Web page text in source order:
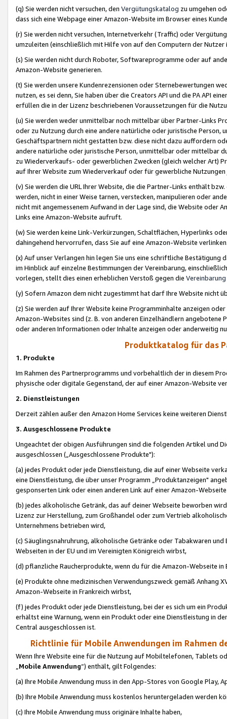
(q) Sie werden nicht versuchen, den Vergütungskatalog zu umgehen
dass sich eine Webpage einer Amazon-Website im Browser eines
(r) Sie werden nicht versuchen, Internetverkehr (Traffic) oder
umzuleiten (einschließlich mit Hilfe von auf den Computern der
(s) Sie werden nicht durch Roboter, Softwareprogramme oder auf
Amazon-Website generieren.
(t) Sie werden unsere Kundenrezensionen oder Sternebewertungen
nutzen, es sei denn, Sie haben über die Creators API und die PA API
erfüllen die in der Lizenz beschriebenen Voraussetzungen für die
(u) Sie werden weder unmittelbar noch mittelbar über Partner-Links
oder zu Nutzung durch eine andere natürliche oder juristische
Geschäftspartnern nicht gestatten bzw. diese nicht dazu auffordern
andere natürliche oder juristische Person, unmittelbar oder mittelbar
zu Wiederverkaufs- oder gewerblichen Zwecken (gleich welcher Art)
auf Ihrer Website zum Wiederverkauf oder für gewerbliche
(v) Sie werden die URL Ihrer Website, die die Partner-Links enthält
werden, nicht in einer Weise tarnen, verstecken, manipulieren oder
nicht mit angemessenem Aufwand in der Lage sind, die Website oder
Links eine Amazon-Website aufruft.
(w) Sie werden keine Link-Verkürzungen, Schaltflächen, Hyperlinks
dahingehend hervorrufen, dass Sie auf eine Amazon-Website
(x) Auf unser Verlangen hin legen Sie uns eine schriftliche
im Hinblick auf einzelne Bestimmungen der Vereinbarung,
vorlegen, stellt dies einen erheblichen Verstoß gegen die Vereinbarung
(y) Sofern Amazon dem nicht zugestimmt hat darf Ihre Website nicht
(z) Sie werden auf Ihrer Website keine Programminhalte anzeigen
Amazon-Websites sind (z. B. von anderen Einzelhändlern
oder anderen Informationen oder Inhalte anzeigen oder anderweitig
Produktkatalog für das
1. Produkte
Im Rahmen des Partnerprogramms und vorbehaltlich der in diesem
physische oder digitale Gegenstand, der auf einer Amazon-Website
2. Dienstleistungen
Derzeit zählen außer den Amazon Home Services keine weiteren
3. Ausgeschlossene Produkte
Ungeachtet der obigen Ausführungen sind die folgenden Artikel und
ausgeschlossen („Ausgeschlossene Produkte"):
(a) jedes Produkt oder jede Dienstleistung, die auf einer Webseite
eine Dienstleistung, die über unser Programm „Produktanzeigen"
gesponserten Link oder einen anderen Link auf einer Amazon-
(b) jedes alkoholische Getränk, das auf deiner Webseite beworben
Lizenz zur Herstellung, zum Großhandel oder zum Vertrieb
Unternehmens betrieben wird,
(c) Säuglingsnahruhrung, alkoholische Getränke oder Tabakwaren
Webseiten in der EU und im Vereinigten Königreich wirbst,
(d) pflanzliche Raucherprodukte, wenn du für die Amazon-Webseite in
(e) Produkte ohne medizinischen Verwendungszweck gemäß Anhang
Amazon-Webseite in Frankreich wirbst,
(f) jedes Produkt oder jede Dienstleistung, bei der es sich um ein
erhältst eine Warnung, wenn ein Produkt oder eine Dienstleistung in
Central ausgeschlossen ist.
Richtlinie für Mobile Anwendungen im Rahmen
Wenn Ihre Website eine für die Nutzung auf Mobiltelefonen, Tablets
„Mobile Anwendung“) enthält, gilt Folgendes:
(a) Ihre Mobile Anwendung muss in den App-Stores von Google Play,
(b) Ihre Mobile Anwendung muss kostenlos heruntergeladen werden
(c) Ihre Mobile Anwendung muss originäre Inhalte haben,